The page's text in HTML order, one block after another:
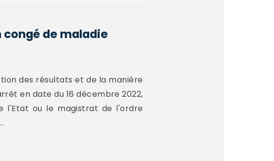
de maladie
des résultats et de la manière
en date du 16 décembre 2022,
l'Etat ou le magistrat de l'ordre